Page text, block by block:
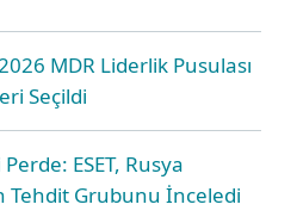
MDR Liderlik Pusulası
Seçildi
ESET, Rusya
Tehdit Grubunu İnceledi